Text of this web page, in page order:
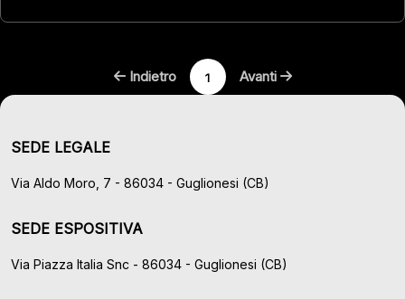
Indietro 1 Avanti
SEDE LEGALE
Via Aldo Moro, 7 - 86034 - Guglionesi (CB)
SEDE ESPOSITIVA
Via Piazza Italia Snc - 86034 - Guglionesi (CB)